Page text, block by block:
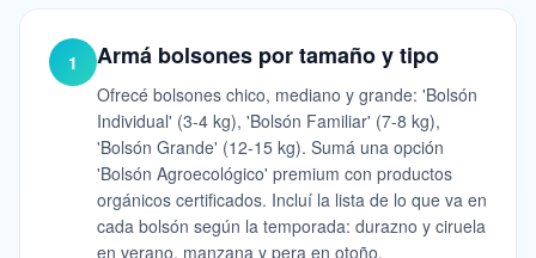
1 Armá bolsones por tamaño y tipo
Ofrecé bolsones chico, mediano y grande: 'Bolsón
Individual' (3-4 kg), 'Bolsón Familiar' (7-8 kg),
'Bolsón Grande' (12-15 kg). Sumá una opción
'Bolsón Agroecológico' premium con productos
orgánicos certificados. Incluí la lista de lo que va en
cada bolsón según la temporada: durazno y ciruela
en verano, manzana y pera en otoño.